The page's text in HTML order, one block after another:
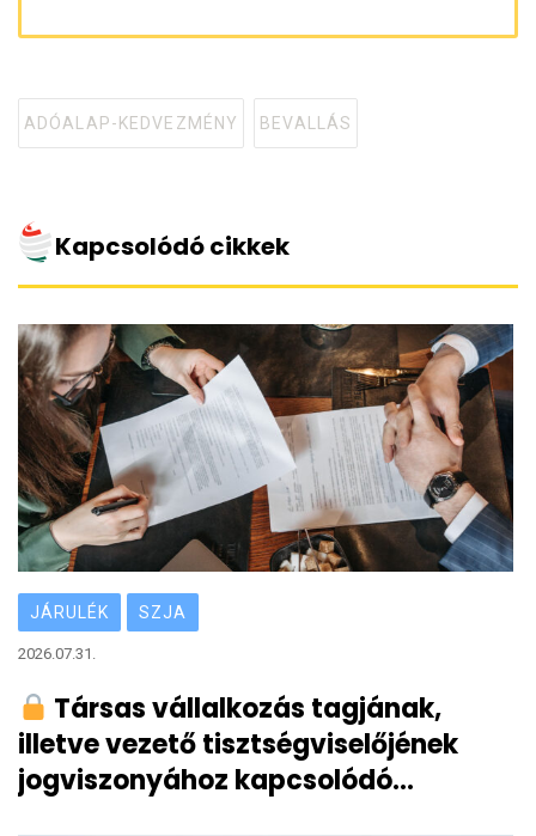
Tagged
ADÓALAP-KEDVEZMÉNY BEVALLÁS
Kapcsolódó cikkek
JÁRULÉK SZJA
2026.07.31.
Társas vállalkozás tagjának,
illetve vezető tisztségviselőjének
jogviszonyához kapcsolódó